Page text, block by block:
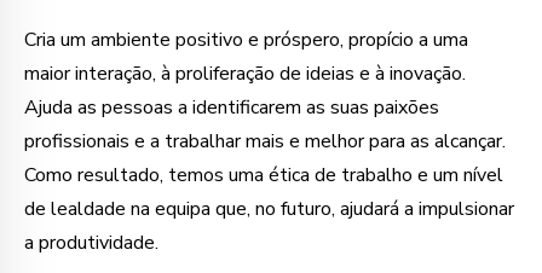
Cria um ambiente positivo e próspero, propício a uma
maior interação, à proliferação de ideias e à inovação.
Ajuda as pessoas a identificarem as suas paixões
profissionais e a trabalhar mais e melhor para as alcançar.
Como resultado, temos uma ética de trabalho e um nível
de lealdade na equipa que, no futuro, ajudará a impulsionar
a produtividade.